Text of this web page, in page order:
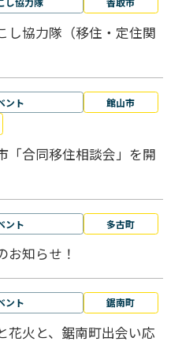
し協力隊（移住・定住関
ント
館山市
「合同移住相談会」を開
ント 多古町
お知らせ！
ント 鋸南町
花火と、鋸南町出会い応